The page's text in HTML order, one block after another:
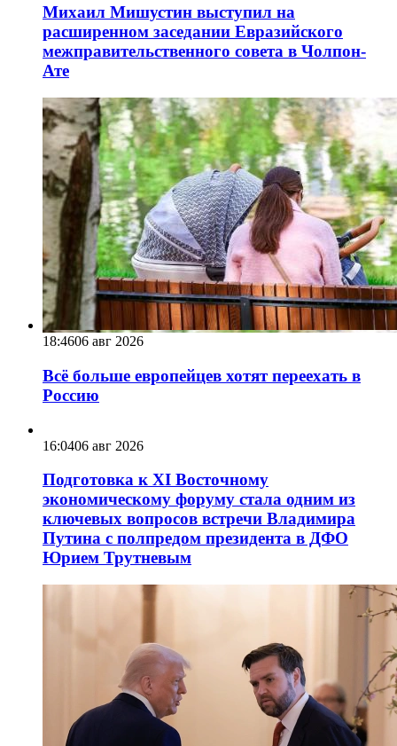
Михаил Мишустин выступил на
расширенном заседании Евразийского
межправительственного совета в Чолпон-
Ате
18:4606 авг 2026
Всё больше европейцев хотят переехать в
Россию
16:0406 авг 2026
Подготовка к XI Восточному
экономическому форуму стала одним из
ключевых вопросов встречи Владимира
Путина с полпредом президента в ДФО
Юрием Трутневым